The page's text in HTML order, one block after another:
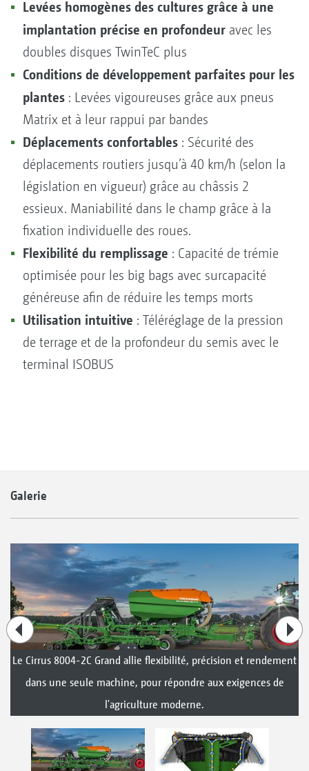
Levées homogènes des cultures grâce à une
implantation précise en profondeur avec les
doubles disques TwinTeC plus
Conditions de développement parfaites pour les
plantes : Levées vigoureuses grâce aux pneus
Matrix et à leur rappui par bandes
Déplacements confortables : Sécurité des
déplacements routiers jusqu’à 40 km/h (selon la
législation en vigueur) grâce au châssis 2
essieux. Maniabilité dans le champ grâce à la
fixation individuelle des roues.
Flexibilité du remplissage : Capacité de trémie
optimisée pour les big bags avec surcapacité
généreuse afin de réduire les temps morts
Utilisation intuitive : Téléréglage de la pression
de terrage et de la profondeur du semis avec le
terminal ISOBUS
Galerie
Le Cirrus 8004-2C Grand allie flexibilité, précision et rendement
dans une seule machine, pour répondre aux exigences de
l'agriculture moderne.